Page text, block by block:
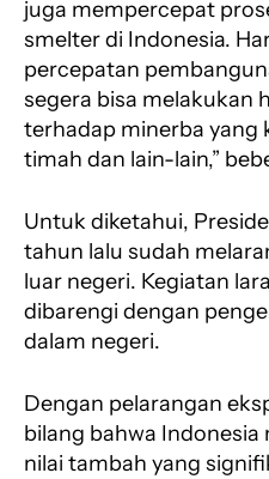
juga mempercepat
smelter di Indonesia.
percepatan
segera bisa melakukan
terhadap minerba yang
timah dan lain-lain,”
Untuk diketahui,
tahun lalu sudah
luar negeri. Kegiatan
dibarengi dengan
dalam negeri.
Dengan pelarangan
bilang bahwa
nilai tambah yang